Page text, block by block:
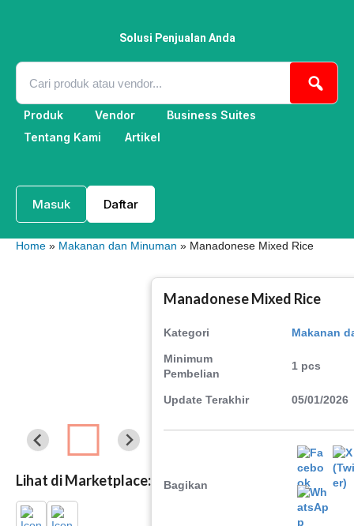
Solusi Penjualan Anda
Produk Vendor
Business Suites
Tentang Kami
Artikel
Masuk Daftar
Home » Makanan dan Minuman » Manadonese Mixed Rice
Lihat di Marketplace:
Manadonese Mixed Rice
Kategori Makanan
Minimum
Pembelian
1 pcs
Update Terakhir 05/01/2026
Bagikan